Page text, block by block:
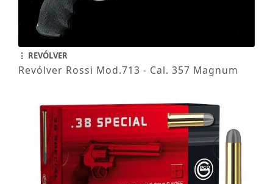
REVÓLVER
Revólver Rossi Mod.713 - Cal. 357 Magnum